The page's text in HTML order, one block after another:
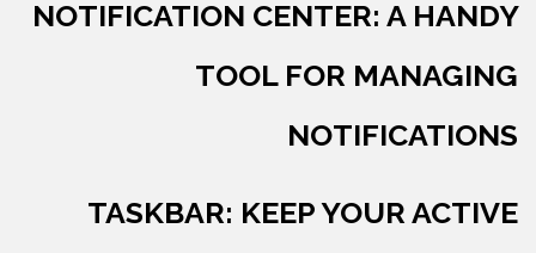
NOTIFICATION CENTER: A HANDY
TOOL FOR MANAGING
NOTIFICATIONS
TASKBAR: KEEP YOUR ACTIVE